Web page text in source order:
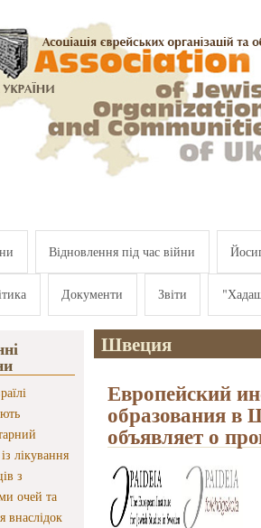
Відновлення під час війни
Документи Звіти
лікування
з
очей та
внаслідок
Швеция
Европейский
образования в
объявляет о